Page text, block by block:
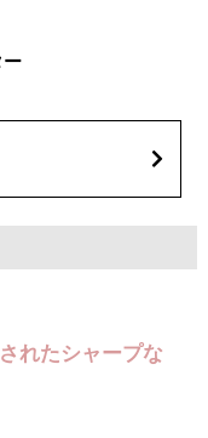
部位の細菌感染症、皮膚
す。化膿止め・痛み止め
ー
れたシャープな